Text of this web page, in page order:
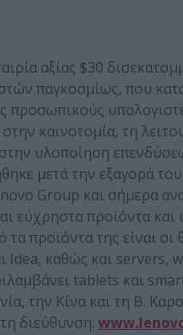
αξίας $30
παγκοσμίως, που
προσωπικούς
καινοτομία, τη
υλοποίηση
μετά την εξαγορά
Group και σήμερα
εύχρηστα προϊόντα και
προϊόντα της είναι οι
καθώς και servers,
tablets και
την Κίνα και τη Β.
διεύθυνση: